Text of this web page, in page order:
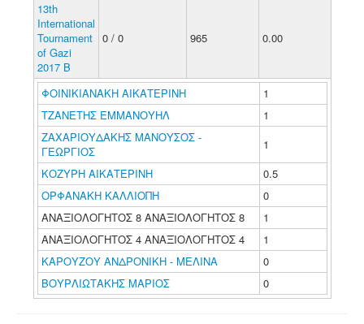
13th
International
Tournament
of Gazi
2017 B
0 / 0 965 0.00
ΦΟΙΝΙΚΙΑΝΑΚΗ ΑΙΚΑΤΕΡΙΝΗ
1
ΤΖΑΝΕΤΗΣ ΕΜΜΑΝΟΥΗΛ
1
ΖΑΧΑΡΙΟΥΔΑΚΗΣ ΜΑΝΟΥΣΟΣ -
ΓΕΩΡΓΙΟΣ
1
ΚΟΖΥΡΗ ΑΙΚΑΤΕΡΙΝΗ
0.5
ΟΡΦΑΝΑΚΗ ΚΑΛΛΙΟΠΗ
0
ΑΝΑΞΙΟΛΟΓΗΤΟΣ 8 ΑΝΑΞΙΟΛΟΓΗΤΟΣ 8
1
ΑΝΑΞΙΟΛΟΓΗΤΟΣ 4 ΑΝΑΞΙΟΛΟΓΗΤΟΣ 4
1
ΚΑΡΟΥΖΟΥ ΑΝΔΡΟΝΙΚΗ - ΜΕΛΙΝΑ
0
ΒΟΥΡΛΙΩΤΑΚΗΣ ΜΑΡΙΟΣ
0